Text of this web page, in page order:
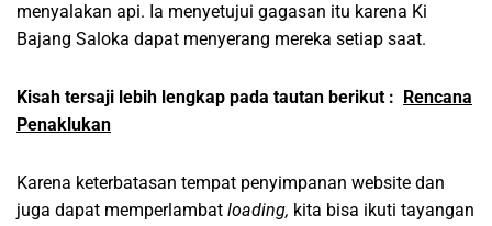
menyalakan api. Ia menyetujui gagasan itu karena Ki
Bajang Saloka dapat menyerang mereka setiap saat.
Kisah tersaji lebih lengkap pada tautan berikut : Rencana
Penaklukan
Karena keterbatasan tempat penyimpanan website dan
juga dapat memperlambat loading, kita bisa ikuti tayangan